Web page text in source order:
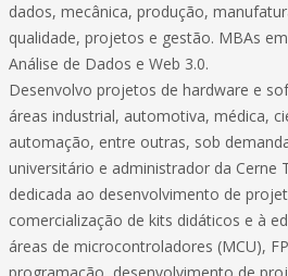
dados, mecânica, produção,
qualidade, projetos e gestão. MBAs
Análise de Dados e Web 3.0.
Desenvolvo projetos de hardware e
áreas industrial, automotiva, médica,
automação, entre outras, sob
universitário e administrador da Cerne
dedicada ao desenvolvimento de
comercialização de kits didáticos e à
áreas de microcontroladores (MCU),